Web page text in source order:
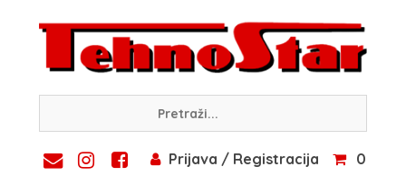
content
Prijava / Registracija
0